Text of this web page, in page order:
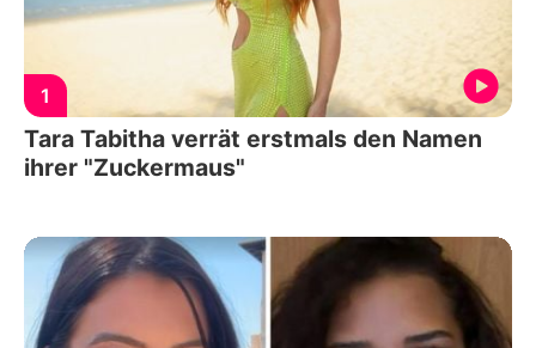
1
Tara Tabitha verrät erstmals den Namen
ihrer "Zuckermaus"